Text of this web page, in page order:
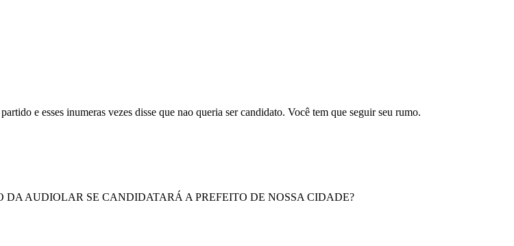
e esses inumeras vezes disse que nao queria ser candidato. Você tem que seguir seu rumo.
AUDIOLAR SE CANDIDATARÁ A PREFEITO DE NOSSA CIDADE?